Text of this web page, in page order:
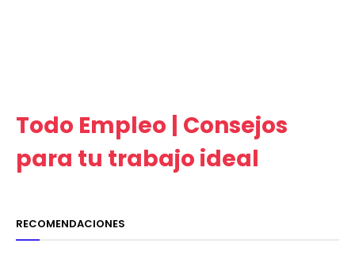
Todo Empleo | Consejos
para tu trabajo ideal
RECOMENDACIONES